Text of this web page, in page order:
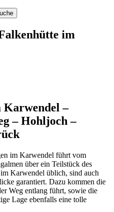
im
Karwendel –
– Hohljoch –
im Karwendel führt vom
über ein Teilstück des
Karwendel üblich, sind auch
garantiert. Dazu kommen die
Weg entlang führt, sowie die
Lage ebenfalls eine tolle